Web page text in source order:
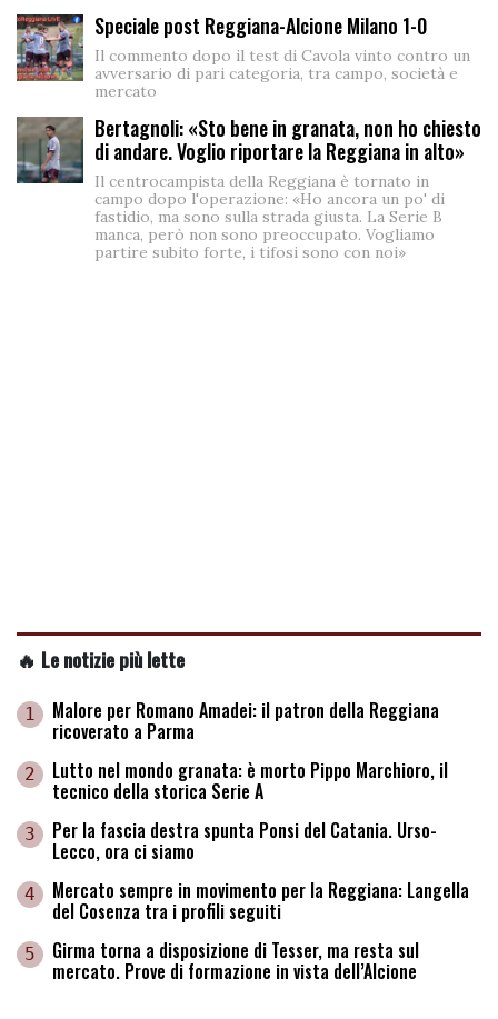
Speciale post Reggiana-Alcione Milano 1-0
Il commento dopo il test di Cavola vinto contro un
avversario di pari categoria, tra campo, società e
mercato
Bertagnoli: «Sto bene in granata, non ho chiesto
di andare. Voglio riportare la Reggiana in alto»
Il centrocampista della Reggiana è tornato in
campo dopo l'operazione: «Ho ancora un po' di
fastidio, ma sono sulla strada giusta. La Serie B
manca, però non sono preoccupato. Vogliamo
partire subito forte, i tifosi sono con noi»
🔥 Le notizie più lette
1 Malore per Romano Amadei: il patron della Reggiana
ricoverato a Parma
2 Lutto nel mondo granata: è morto Pippo Marchioro, il
tecnico della storica Serie A
3 Per la fascia destra spunta Ponsi del Catania. Urso-
Lecco, ora ci siamo
4 Mercato sempre in movimento per la Reggiana: Langella
del Cosenza tra i profili seguiti
5 Girma torna a disposizione di Tesser, ma resta sul
mercato. Prove di formazione in vista dell’Alcione